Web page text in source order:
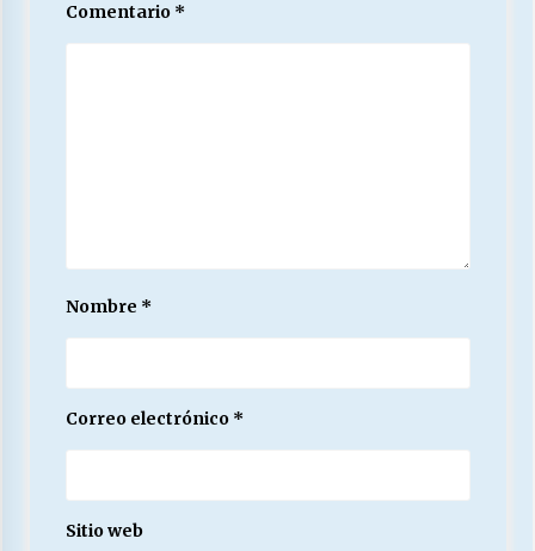
Comentario *
Nombre *
Correo electrónico *
Sitio web